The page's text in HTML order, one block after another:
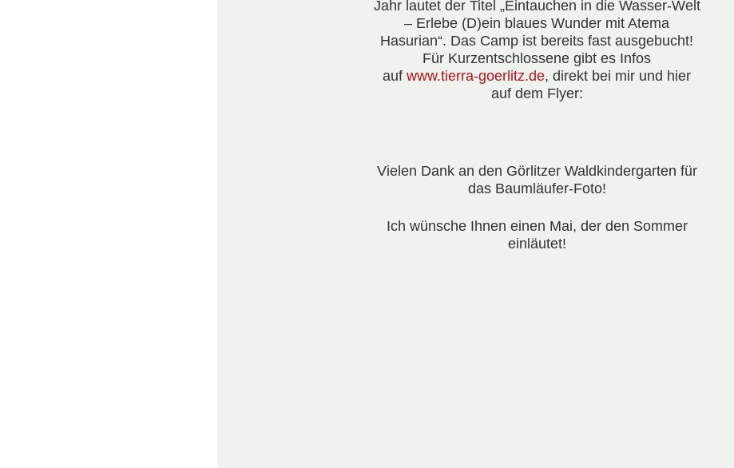
Jahr lautet der Titel „Eintauchen in die Wasser-Welt
– Erlebe (D)ein blaues Wunder mit Atema
Hasurian“. Das Camp ist bereits fast ausgebucht!
Für Kurzentschlossene gibt es Infos
auf www.tierra-goerlitz.de, direkt bei mir und hier
auf dem Flyer:
Vielen Dank an den Görlitzer Waldkindergarten für
das Baumläufer-Foto!
Ich wünsche Ihnen einen Mai, der den Sommer
einläutet!